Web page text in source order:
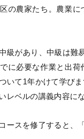
の農家たち。農業
級があり、中級は
に必要な作業と出
いて1年かけて学び
レベルの講義内容に
ースを修了すると、